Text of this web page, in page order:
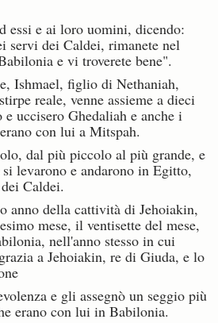
essi e ai loro uomini, dicendo:
servi dei Caldei, rimanete nel
e vi troverete bene".
Ishmael, figlio di Nethaniah,
reale, venne assieme a dieci
uccisero Ghedaliah e anche i
con lui a Mitspah.
dal più piccolo al più grande, e
levarono e andarono in Egitto,
Caldei.
anno della cattività di Jehoiakin,
mese, il ventisette del mese,
nell'anno stesso in cui
a Jehoiakin, re di Giuda, e lo
e gli assegnò un seggio più
erano con lui in Babilonia.